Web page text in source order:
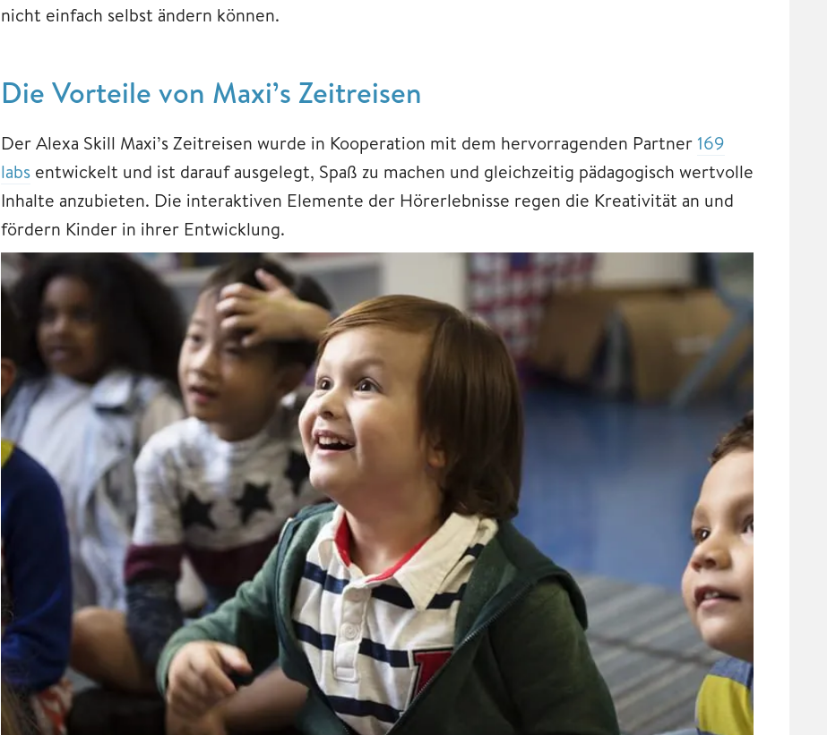
nicht einfach selbst ändern können.
Die Vorteile von Maxi’s Zeitreisen
Der Alexa Skill Maxi’s Zeitreisen wurde in Kooperation mit dem hervorragenden Partner 169
labs entwickelt und ist darauf ausgelegt, Spaß zu machen und gleichzeitig pädagogisch wertvolle
Inhalte anzubieten. Die interaktiven Elemente der Hörerlebnisse regen die Kreativität an und
fördern Kinder in ihrer Entwicklung.